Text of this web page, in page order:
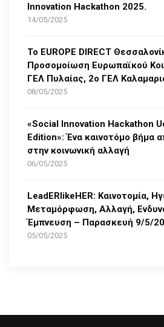
Innovation Hackathon 2025.
14/05/2025
Το EUROPE DIRECT
Προσομοίωση Ευρωπαϊκού
ΓΕΛ Πυλαίας, 2ο ΓΕΛ
08/05/2025
«Social Innovation Hackathon
Edition»: Ένα καινοτόμο βήμα
στην κοινωνική αλλαγή
06/05/2025
LeadERlikeHER: Καινοτομία,
Μεταμόρφωση, Αλλαγή,
Έμπνευση – Παρασκευή 9/5/
05/05/2025